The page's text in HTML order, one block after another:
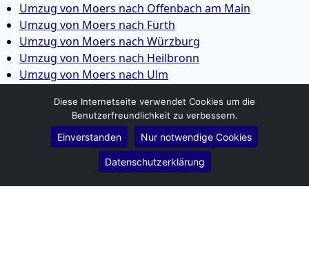
Umzug von Moers nach Offenbach am Main
Umzug von Moers nach Fürth
Umzug von Moers nach Würzburg
Umzug von Moers nach Heilbronn
Umzug von Moers nach Ulm
Umzug von Moers nach Wolfsburg
Umzug von Moers nach Bottrop
Umzug von Moers nach Göttingen
Umzug von Moers nach Reutlingen
Umzug von Moers nach Bremer­haven
Umzug von Moers nach Koblenz
Diese Internetseite verwendet Cookies um die
Benutzerfreundlichkeit zu verbessern.
Einverstanden Nur notwendige Cookies
Datenschutzerklärung